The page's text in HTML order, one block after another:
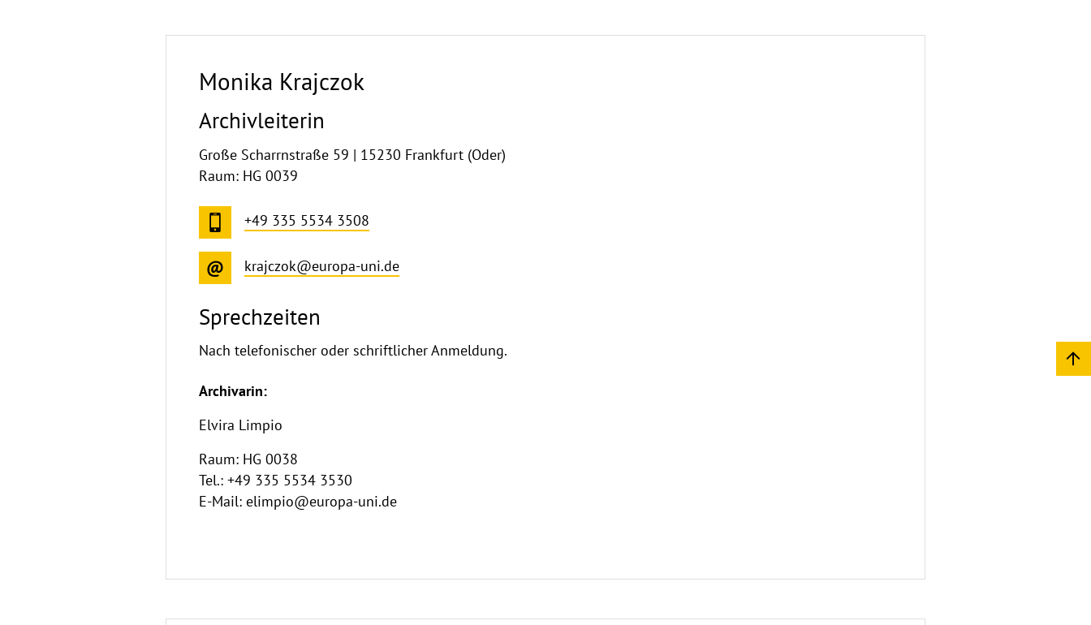
Monika Krajczok
Archivleiterin
Große Scharrnstraße 59 | 15230 Frankfurt (Oder)
Raum: HG 0039
+49 335 5534 3508
krajczok@europa-uni.de
Sprechzeiten
Nach telefonischer oder schriftlicher Anmeldung.
Archivarin:
Elvira Limpio
Raum: HG 0038
Tel.: +49 335 5534 3530
E-Mail: elimpio@europa-uni.de